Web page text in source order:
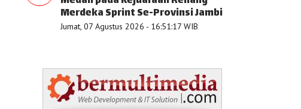
Merdeka Sprint Se-Provinsi Jambi
Jumat, 07 Agustus 2026 - 16:51:17 WIB